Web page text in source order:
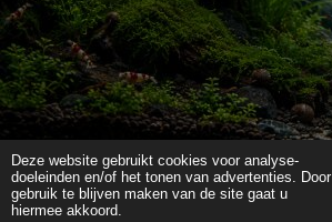
Deze website gebruikt cookies voor analyse-
doeleinden en/of het tonen van advertenties. Door
gebruik te blijven maken van de site gaat u
hiermee akkoord.